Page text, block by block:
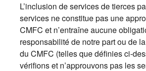
L’inclusion de services de tierces
services ne constitue pas une
CMFC et n’entraîne aucune
responsabilité de notre part ou de
du CMFC (telles que définies ci-
vérifions et n’approuvons pas les